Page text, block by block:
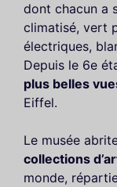
dont chacun a
climatisé, vert
électriques,
Depuis le 6e
plus belles
Eiffel.
Le musée
collections
monde,